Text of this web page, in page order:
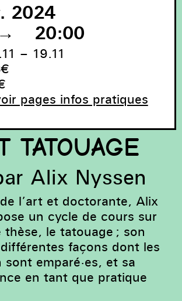
2024
→ 20:00
– 19.11
pages infos pratiques
TATOUAGE
Alix Nyssen
l’art et doctorante, Alix
un cycle de cours sur
thèse, le tatouage ; son
façons dont les
sont emparé·es, et sa
en tant que pratique